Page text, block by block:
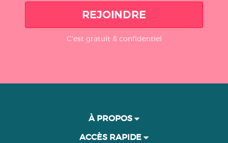
REJOINDRE
C'est gratuit & confidentiel
À PROPOS
ACCÈS RAPIDE